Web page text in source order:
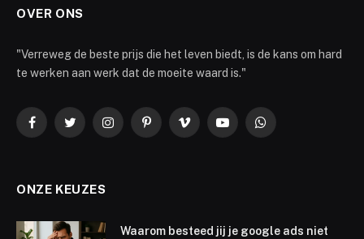
OVER ONS
"Verreweg de beste prijs die het leven biedt, is de kans om hard
te werken aan werk dat de moeite waard is."
FacebookTwitterInstagramPinterestVimeo YouTubeWhatsApp
ONZE KEUZES
Waarom besteed jij je google ads niet